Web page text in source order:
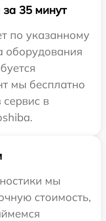
35 минут
по указанному
оборудования
мы бесплатно
в
мы
стоимость,